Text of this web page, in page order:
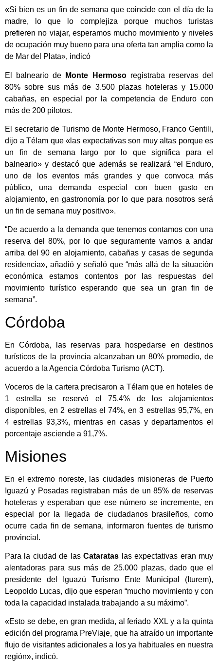
«Si bien es un fin de semana que coincide con el día de la
madre, lo que lo complejiza porque muchos turistas
prefieren no viajar, esperamos mucho movimiento y niveles
de ocupación muy bueno para una oferta tan amplia como la
de Mar del Plata», indicó
El balneario de Monte Hermosoregistraba reservas del
80% sobre sus más de 3.500 plazas hoteleras y 15.000
cabañas, en especial por la competencia de Enduro con
más de 200 pilotos.
El secretario de Turismo de Monte Hermoso, Franco Gentili,
dijo a Télam que «las expectativas son muy altas porque es
un fin de semana largo por lo que significa para el
balneario» y destacó que además se realizará “el Enduro,
uno de los eventos más grandes y que convoca más
público, una demanda especial con buen gasto en
alojamiento, en gastronomía por lo que para nosotros será
un fin de semana muy positivo».
“De acuerdo a la demanda que tenemos contamos con una
reserva del 80%, por lo que seguramente vamos a andar
arriba del 90 en alojamiento, cabañas y casas de segunda
residencia», añadió y señaló que “más allá de la situación
económica estamos contentos por las respuestas del
movimiento turístico esperando que sea un gran fin de
semana”.
Córdoba
En Córdoba, las reservas para hospedarse en destinos
turísticos de la provincia alcanzaban un 80% promedio, de
acuerdo a la Agencia Córdoba Turismo (ACT).
Voceros de la cartera precisaron a Télam que en hoteles de
1 estrella se reservó el 75,4% de los alojamientos
disponibles, en 2 estrellas el 74%, en 3 estrellas 95,7%, en
4 estrellas 93,3%, mientras en casas y departamentos el
porcentaje asciende a 91,7%.
Misiones
En el extremo noreste, las ciudades misioneras de Puerto
Iguazú y Posadas registraban más de un 85% de reservas
hoteleras y esperaban que ese número se incremente, en
especial por la llegada de ciudadanos brasileños, como
ocurre cada fin de semana, informaron fuentes de turismo
provincial.
Para la ciudad de lasCataratas las expectativas eran muy
alentadoras para sus más de 25.000 plazas, dado que el
presidente del Iguazú Turismo Ente Municipal (Iturem),
Leopoldo Lucas, dijo que esperan “mucho movimiento y con
toda la capacidad instalada trabajando a su máximo”.
«Esto se debe, en gran medida, al feriado XXL y a la quinta
edición del programa PreViaje, que ha atraído un importante
flujo de visitantes adicionales a los ya habituales en nuestra
región», indicó.